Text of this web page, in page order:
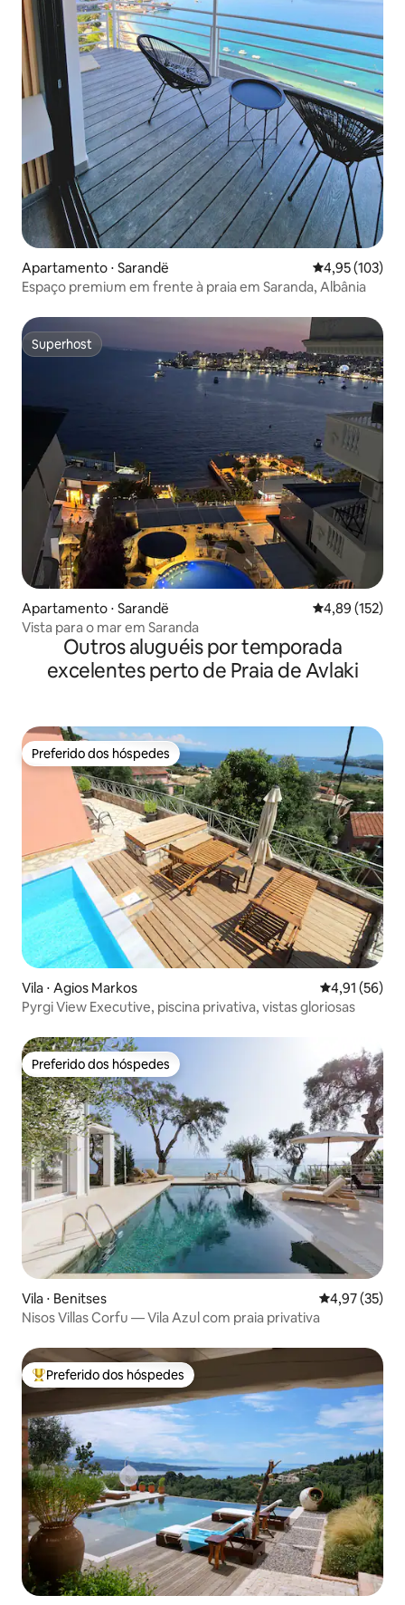
Apartamento ⋅ Sarandë 4,95 de uma
4,95 (103)
Espaço premium em frente à praia em Saranda, Albânia
Superhost
Superhost
Apartamento ⋅ Sarandë 4,89 de uma
4,89 (152)
Vista para o mar em Saranda
Outros aluguéis por temporada
excelentes perto de Praia de Avlaki
Preferido dos hóspedes
Preferido dos hóspedes
Vila ⋅ Agios Markos 4,91 de uma
4,91 (56)
Pyrgi View Executive, piscina privativa, vistas gloriosas
Preferido dos hóspedes
Preferido dos hóspedes
Vila ⋅ Benitses 4,97 de uma
4,97 (35)
Nisos Villas Corfu — Vila Azul com praia privativa
Entre os melhores preferidos dos hóspedes
Preferido dos hóspedes